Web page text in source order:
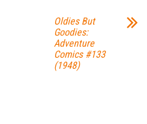
Oldies But
Goodies:
Adventure
Comics #133
(1948)